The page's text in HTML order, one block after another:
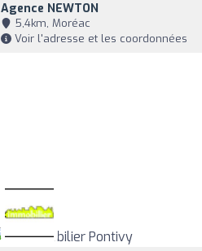
Agence NEWTON
5,4km, Moréac
Voir l'adresse et les coordonnées